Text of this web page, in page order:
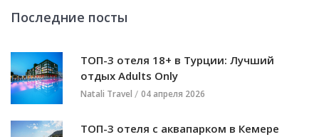
Последние посты
ТОП-3 отеля 18+ в Турции: Лучший
отдых Adults Only
Natali Travel 04 апреля 2026
ТОП-3 отеля с аквапарком в Кемере